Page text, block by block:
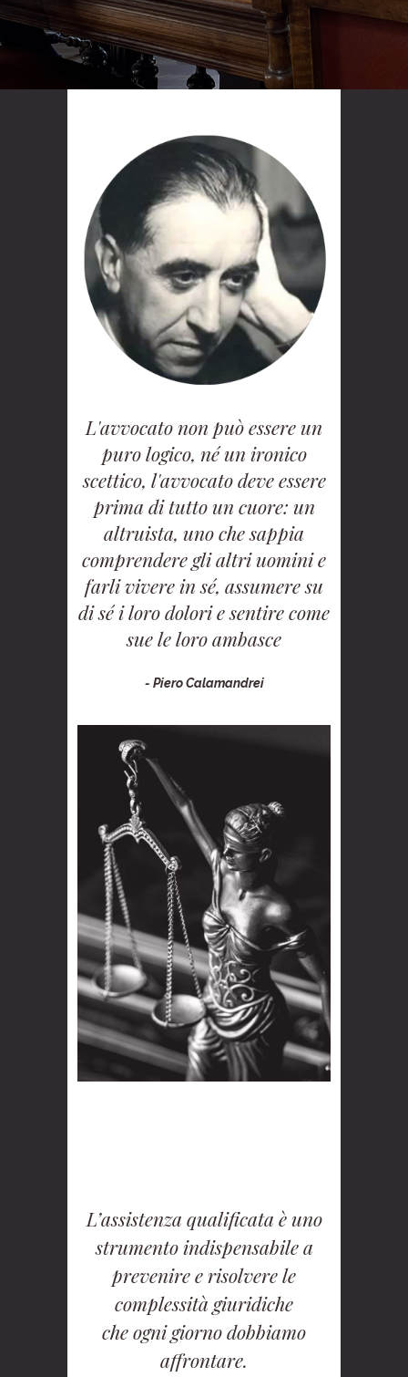
L'avvocato non può essere un
puro logico, né un ironico
scettico, l'avvocato deve essere
prima di tutto un cuore: un
altruista, uno che sappia
comprendere gli altri uomini e
farli vivere in sé, assumere su
di sé i loro dolori e sentire come
sue le loro ambasce
- Piero Calamandrei
L’assistenza qualificata è uno
strumento indispensabile a
prevenire e risolvere le
complessità giuridiche
che ogni giorno dobbiamo
affrontare.